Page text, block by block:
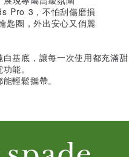
Pro 3，不怕刮傷磨損
匙圈，外出安心又俏麗
基底，讓每一次使用都充滿甜
能。
輕鬆攜帶。